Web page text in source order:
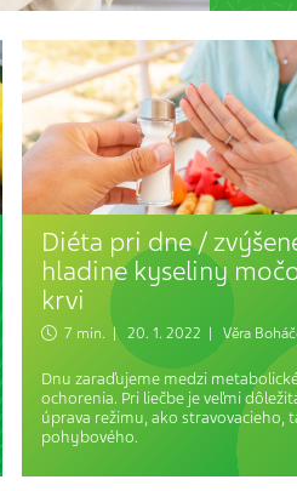
Diéta pri dne /
hladine kyseliny
krvi
7 min. | 20. 1. 2022 |Věra
Dnu zaraďujeme medzi
ochorenia. Pri liečbe je veľmi
úprava režimu, ako stravovacieho,
pohybového.